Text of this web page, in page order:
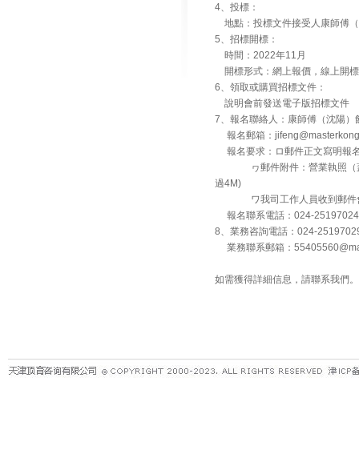
4、投標：
地點：投標文件接受人康師傅
5、招標開標：
時間：2022年11月
開標形式：網上報價，線上開標
6、領取或購買招標文件：
說明會前發送電子版招標文件
7、報名聯絡人：康師傅（沈陽）
報名郵箱：
報名要求：ロ郵件正文寫明報
ヮ郵件附件：營業執照（蓋公
過4M)
ワ我司工作人員收到郵件會
報名聯系電話：024-25197024
8、業務咨詢電話：024-
業務聯系郵箱：
如需獲得詳細信息，請聯系我們。